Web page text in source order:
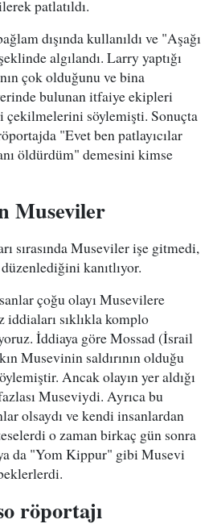
patlatıldı.
dışında kullanıldı ve "Aşağı
algılandı. Larry yaptığı
çok olduğunu ve bina
bulunan itfaiye ekipleri
çekilmelerini söylemişti. Sonuçta
"Evet ben patlayıcılar
öldürdüm" demesini kimse
Museviler
sırasında Museviler işe gitmedi,
düzenlediğini kanıtlıyor.
çoğu olayı Musevilere
sıklıkla komplo
İddiaya göre Mossad (İsrail
Musevinin saldırının olduğu
Ancak olayın yer aldığı
Museviydi. Ayrıca bu
olsaydı ve kendi insanlardan
o zaman birkaç gün sonra
da "Yom Kippur" gibi Musevi
röportajı